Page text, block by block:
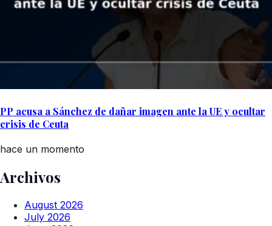
PP acusa a Sánchez de dañar imagen ante la UE y ocultar
crisis de Ceuta
hace un momento
Archivos
August 2026
July 2026